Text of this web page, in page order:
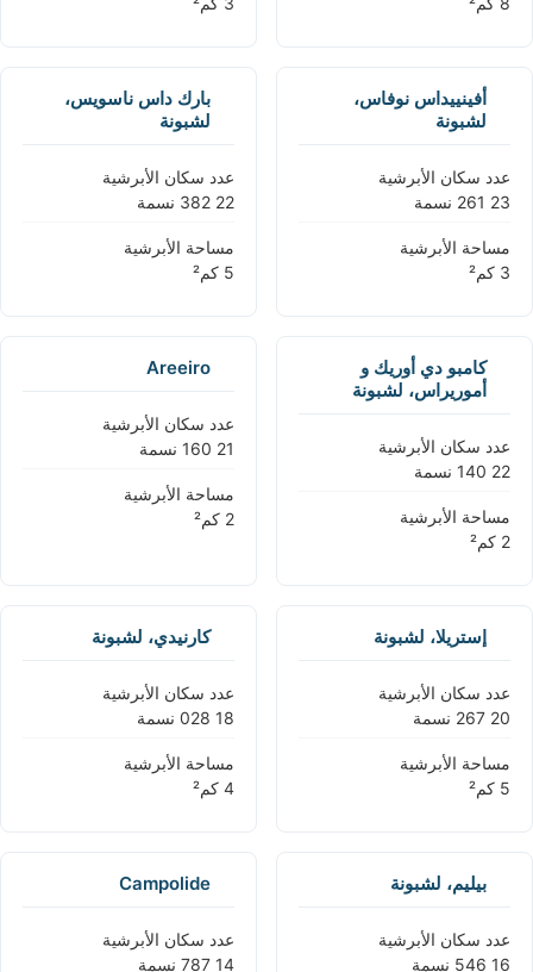
أفينييداس نوفاس،
لشبونة
عدد سكان الأبرشية
مساحة الأبرشية
بارك داس ناسويس،
لشبونة
عدد سكان الأبرشية
مساحة الأبرشية
كامبو دي أوريك و
أموريراس، لشبونة
عدد سكان الأبرشية
مساحة الأبرشية
Areeiro
عدد سكان الأبرشية
مساحة الأبرشية
إستريلا، لشبونة
عدد سكان الأبرشية
مساحة الأبرشية
كارنيدي، لشبونة
عدد سكان الأبرشية
مساحة الأبرشية
بيليم، لشبونة
عدد سكان الأبرشية
Campolide
عدد سكان الأبرشية